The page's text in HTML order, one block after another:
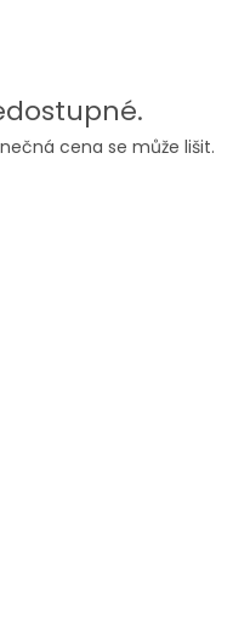
cena se může lišit.